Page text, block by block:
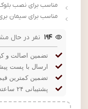
مناسب برای نصب
مناسب برای سیمان
194 نفر در حال
تضمین اصالت و
ارسال با پست
تضمین کمترین
پشتیبانی ۲۴ ساعته